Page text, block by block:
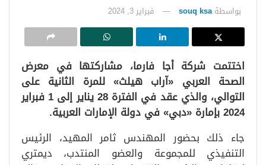
بواسطة souq ksa فبراير 3, 2024
اختتمت شركة أجا فارما، مشاركتها في معرض
الصحة العربي «آراب هيلث» للمرة الثانية على
التوالي، والذي عقد في الفترة 28 يناير إلى 1 فبراير
2024 بإمارة «دبي» في دولة الإمارات العربية.
جاء ذلك بحضور المهندس ثامر المهيد، الرئيس
التنفيذي للمجموعة والعضو المنتدب، ديمتري